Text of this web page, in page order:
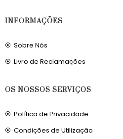
INFORMAÇÕES
Sobre Nós
Livro de Reclamações
OS NOSSOS SERVIÇOS
Política de Privacidade
Condições de Utilização